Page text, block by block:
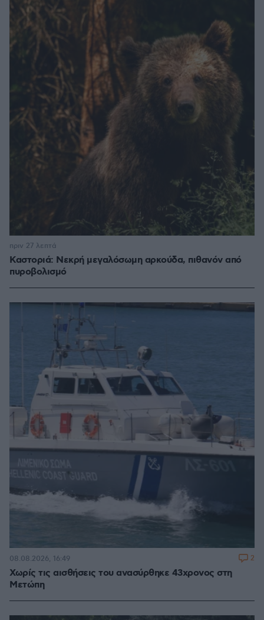
Καστοριά: Νεκρή μεγαλόσωμη αρκούδα, πιθανόν από
πυροβολισμό
πριν 27 λεπτά
Χωρίς τις αισθήσεις του ανασύρθηκε 43χρονος στη
Μετώπη
08.08.2026, 16:49 2